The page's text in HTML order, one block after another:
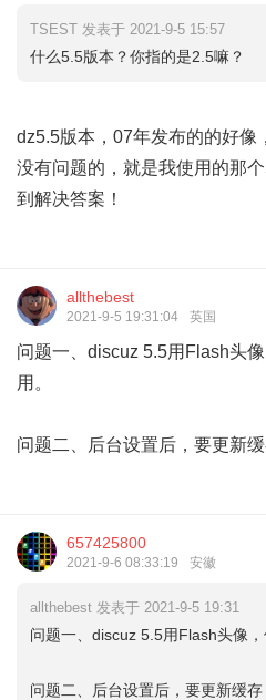
TSEST 发表于 2021-9-5 15:57
什么5.5版本？你指的是2.5嘛？
dz5.5版本，07年发布的的好像
没有问题的，就是我使用的那
到解决答案！
allthebest
2021-9-5 19:31:04 英国
问题一、discuz 5.5用Flash头
用。
问题二、后台设置后，要更新缓
657425800
2021-9-6 08:33:19 安徽
allthebest 发表于 2021-9-5 19:31
问题一、discuz 5.5用Flash头像
问题二、后台设置后，要更新缓存